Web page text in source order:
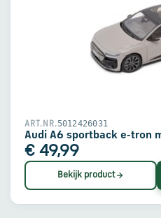
ART.NR.5012426031
Audi A6 sportback e-tron
€ 49,99
Bekijk product